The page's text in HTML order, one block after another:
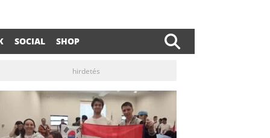
SOCIAL SHOP
hirdetés